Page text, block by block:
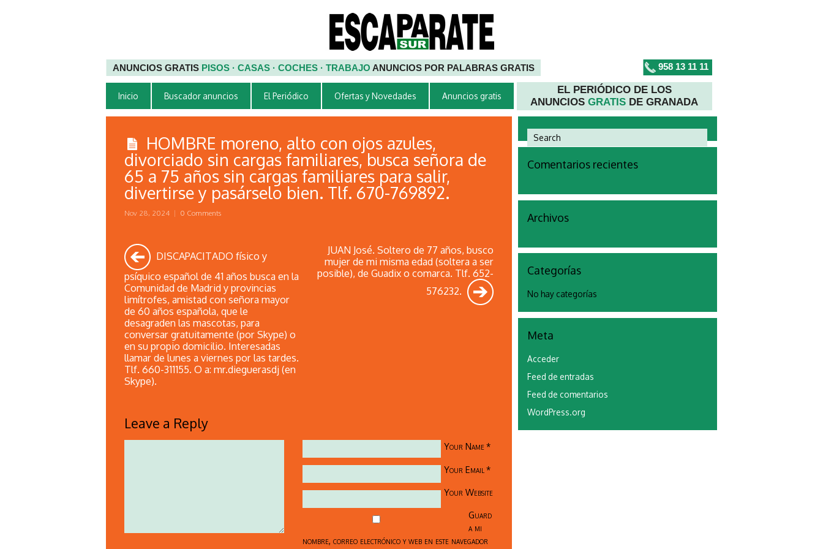
ANUNCIOS GRATIS PISOS · CASAS · COCHES · TRABAJO ANUNCIOS POR PALABRAS GRATIS 958 13 11 11
Inicio Buscador anuncios El Periódico Ofertas y Novedades Anuncios gratis
EL PERIÓDICO DE LOS
ANUNCIOSGRATIS DE GRANADA
HOMBRE moreno, alto con ojos azules,
divorciado sin cargas familiares, busca señora de
65 a 75 años sin cargas familiares para salir,
divertirse y pasárselo bien. Tlf. 670-769892.
Nov 28, 2024 | 0 Comments
DISCAPACITADO físico y
psíquico español de 41 años busca en la
Comunidad de Madrid y provincias
limítrofes, amistad con señora mayor
de 60 años española, que le
desagraden las mascotas, para
conversar gratuitamente (por Skype) o
en su propio domicilio. Interesadas
llamar de lunes a viernes por las tardes.
Tlf. 660-311155. O a: mr.dieguerasdj (en
Skype).
JUAN José. Soltero de 77 años, busco
mujer de mi misma edad (soltera a ser
posible), de Guadix o comarca. Tlf. 652-
576232.
Leave a Reply
Your Name*
Your Email *
Your Website
Guard
a mi
nombre, correo electrónico y web en este navegador
Comentarios recientes
Archivos
Categorías
No hay categorías
Meta
Acceder
Feed de entradas
Feed de comentarios
WordPress.org